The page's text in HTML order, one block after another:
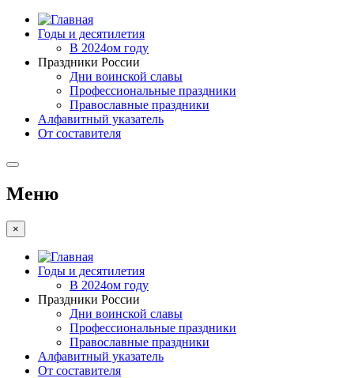
Годы и десятилетия
В 2024ом году
Праздники России
Дни воинской славы
Профессиональные праздники
Православные праздники
Алфавитный указатель
От составителя
Меню
×
Годы и десятилетия
В 2024ом году
Праздники России
Дни воинской славы
Профессиональные праздники
Православные праздники
Алфавитный указатель
От составителя